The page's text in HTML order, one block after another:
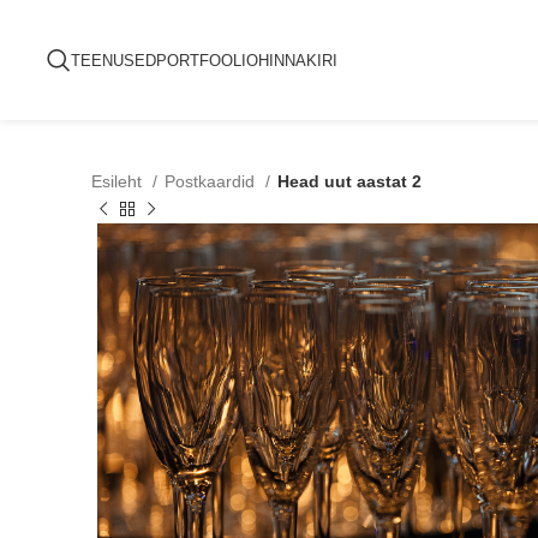
TEENUSEDPORTFOOLIOHINNAKIRI
Esileht Postkaardid Head uut aastat 2